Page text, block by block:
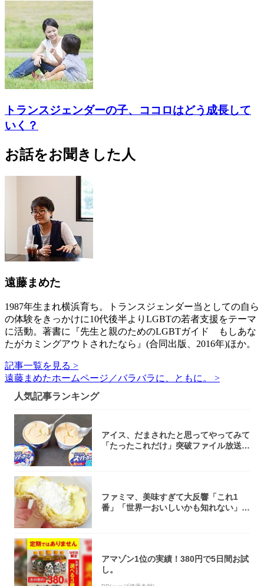
トランスジェンダーの子、ココロはどう成長して
いく？
お話をお聞きした人
遠藤まめた
1987年生まれ横浜育ち。トランスジェンダー当としての自ら
の体験をきっかけに10代後半よりLGBTの若者支援をテーマ
に活動。著書に『先生と親のためのLGBTガイド もしあな
たがカミングアウトされたなら』(合同出版、2016年)ほか。
記事一覧を見る >
遠藤まめたホームページ／バラバラに、ともに。 >
人気記事ランキング
アイス、だまされたと思ってやってみて
「たったこれだけ」突破ファイル放送で
ファミマ、美味すぎて大反響「これ1
番」「世界一おいしいかも知れない」
アマゾン1位の実績！380円で5日間お試
し。